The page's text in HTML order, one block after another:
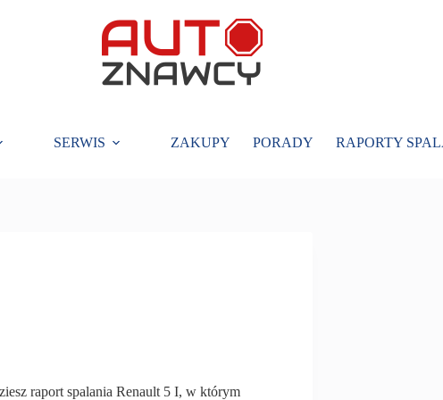
SERWIS ZAKUPY PORADY RAPORTY
raport spalania Renault 5 I, w którym